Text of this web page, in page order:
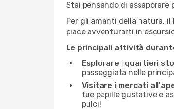
Stai pensando di
Per gli amanti della natura,
piace avventurarti in
Le principali attività
Esplorare i quartieri
passeggiata nelle
Visitare i mercati
tue papille gustative e
pulci!